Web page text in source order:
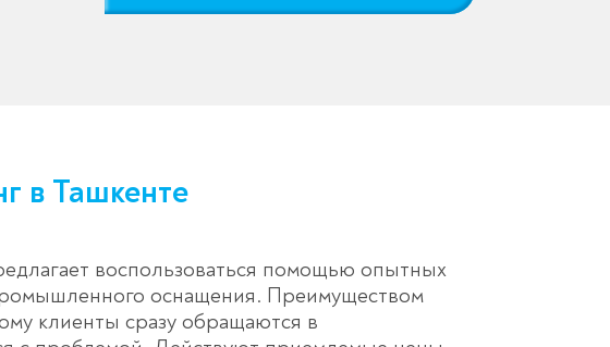
в Ташкенте
воспользоваться помощью опытных
оснащения. Преимуществом
клиенты сразу обращаются в